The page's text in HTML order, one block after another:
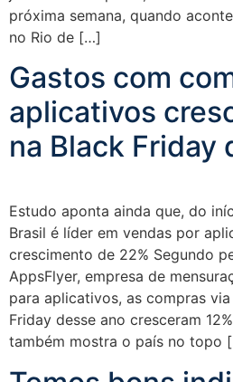
próxima semana, quando
no Rio de […]
Gastos com
aplicativos
na Black Friday
Estudo aponta ainda que, do
Brasil é líder em vendas por
crescimento de 22% Segundo
AppsFlyer, empresa de
para aplicativos, as compras
Friday desse ano cresceram
também mostra o país no topo